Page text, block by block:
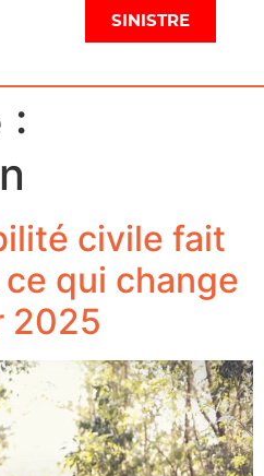
SINISTRE
:
civile fait
qui change
2025